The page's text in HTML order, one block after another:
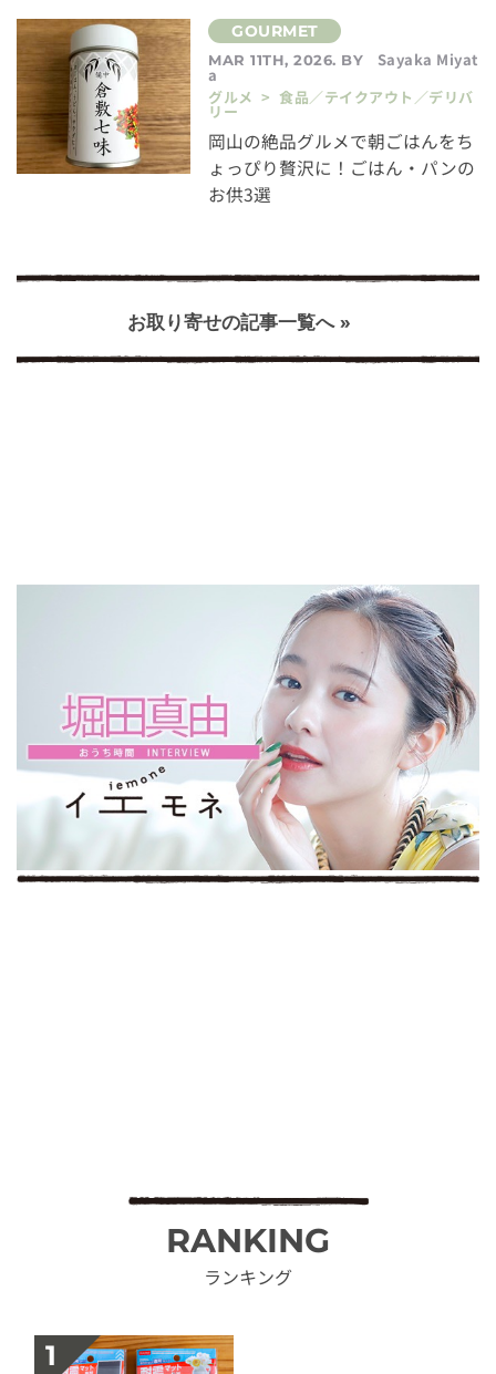
MAR 11TH, 2026. BY Sayaka Miyat
a
グルメ > 食品／テイクアウト／デリバ
リー
岡山の絶品グルメで朝ごはんをち
ょっぴり贅沢に！ごはん・パンの
お供3選
お取り寄せの記事一覧へ »
RANKING
ランキング